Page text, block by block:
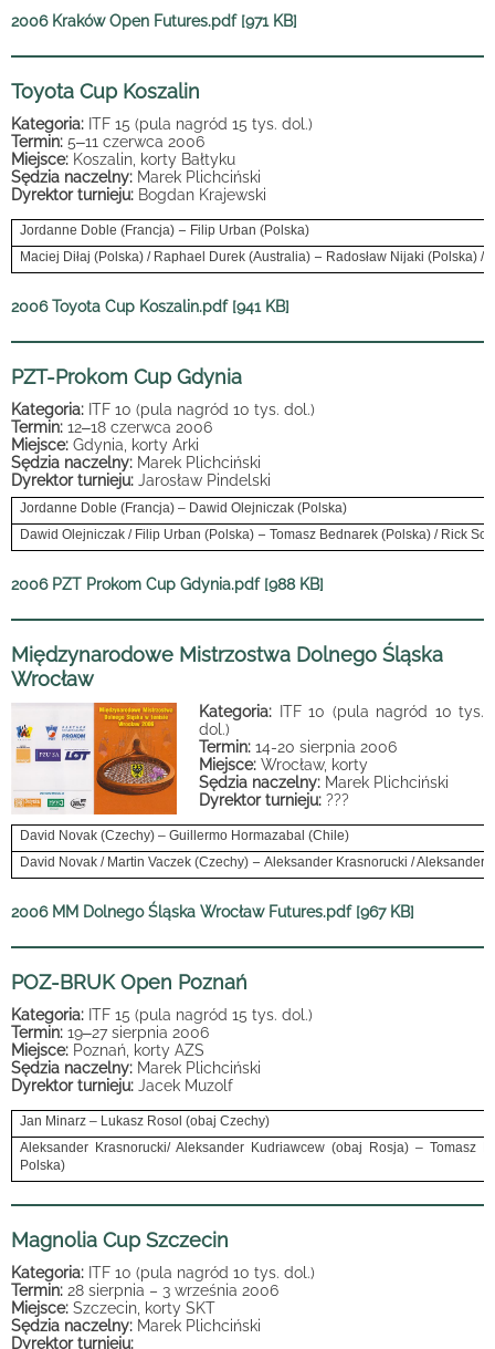
2006 Kraków Open Futures.pdf [971 KB]
Toyota Cup Koszalin
Kategoria: ITF 15 (pula nagród 15 tys. dol.)
Termin: 5–11 czerwca 2006
Miejsce: Koszalin, korty Bałtyku
Sędzia naczelny: Marek Plichciński
Dyrektor turnieju: Bogdan Krajewski
Jordanne Doble (Francja) – Filip Urban (Polska)
Maciej Diłaj (Polska) / Raphael Durek (Australia) – Radosław Nijaki (Polska) /
2006 Toyota Cup Koszalin.pdf [941 KB]
PZT-Prokom Cup Gdynia
Kategoria: ITF 10 (pula nagród 10 tys. dol.)
Termin: 12–18 czerwca 2006
Miejsce: Gdynia, korty Arki
Sędzia naczelny: Marek Plichciński
Dyrektor turnieju: Jarosław Pindelski
Jordanne Doble (Francja) – Dawid Olejniczak (Polska)
Dawid Olejniczak / Filip Urban (Polska) – Tomasz Bednarek (Polska) / Rick
2006 PZT Prokom Cup Gdynia.pdf [988 KB]
Międzynarodowe Mistrzostwa Dolnego Śląska
Wrocław
Kategoria:
ITF 10 (pula nagród 10 tys.
dol.)
Termin: 14-20 sierpnia 2006
Miejsce: Wrocław, korty
Sędzia naczelny: Marek Plichciński
Dyrektor turnieju: ???
David Novak (Czechy) – Guillermo Hormazabal (Chile)
David Novak / Martin Vaczek (Czechy) – Aleksander Krasnorucki / Aleksander
2006 MM Dolnego Śląska Wrocław Futures.pdf [967 KB]
POZ-BRUK Open Poznań
Kategoria: ITF 15 (pula nagród 15 tys. dol.)
Termin: 19–27 sierpnia 2006
Miejsce: Poznań, korty AZS
Sędzia naczelny: Marek Plichciński
Dyrektor turnieju: Jacek Muzolf
Jan Minarz – Lukasz Rosol (obaj Czechy)
Aleksander Krasnorucki/ Aleksander Kudriawcew (obaj Rosja) – Tomasz
Polska)
Magnolia Cup Szczecin
Kategoria: ITF 10 (pula nagród 10 tys. dol.)
Termin: 28 sierpnia – 3 września 2006
Miejsce: Szczecin, korty SKT
Sędzia naczelny: Marek Plichciński
Dyrektor turnieju: